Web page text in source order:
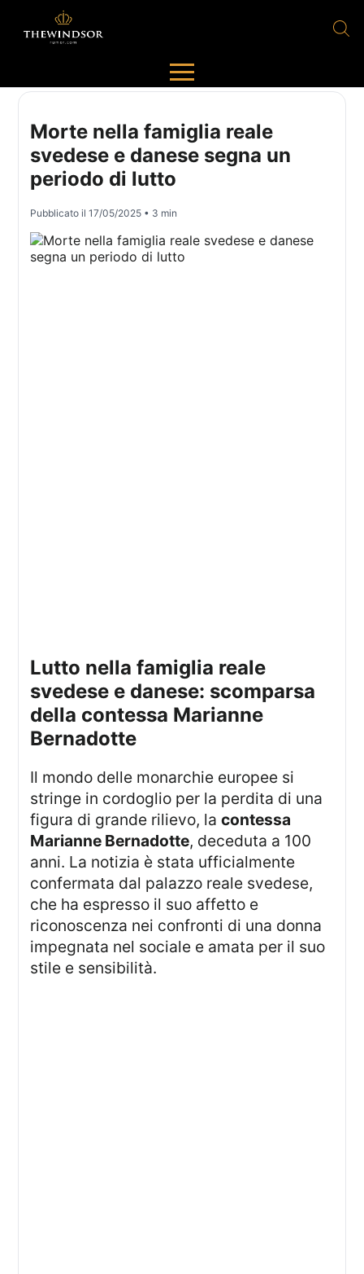
Morte nella famiglia reale
svedese e danese segna un
periodo di lutto
Pubblicato il17/05/2025 • 3 min
lutto nella famiglia reale
svedese e danese: scomparsa
della contessa Marianne
Bernadotte
Il mondo delle monarchie europee si
stringe in cordoglio per la perdita di una
figura di grande rilievo, lacontessa
Marianne Bernadotte, deceduta a 100
anni. La notizia è stata ufficialmente
confermata dal palazzo reale svedese,
che ha espresso il suo affetto e
riconoscenza nei confronti di una donna
impegnata nel sociale e amata per il suo
stile e sensibilità.